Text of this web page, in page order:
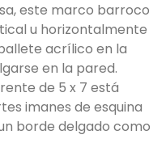
este marco barroco
u horizontalmente
acrílico en la
en la pared.
de 5 x 7 está
imanes de esquina
borde delgado como